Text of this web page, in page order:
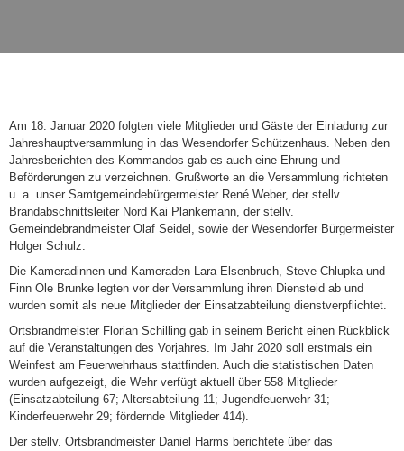
Am 18. Januar 2020 folgten viele Mitglieder und Gäste der Einladung zur
Jahreshauptversammlung in das Wesendorfer Schützenhaus. Neben den
Jahresberichten des Kommandos gab es auch eine Ehrung und
Beförderungen zu verzeichnen. Grußworte an die Versammlung richteten
u. a. unser Samtgemeindebürgermeister René Weber, der stellv.
Brandabschnittsleiter Nord Kai Plankemann, der stellv.
Gemeindebrandmeister Olaf Seidel, sowie der Wesendorfer Bürgermeister
Holger Schulz.
Die Kameradinnen und Kameraden Lara Elsenbruch, Steve Chlupka und
Finn Ole Brunke legten vor der Versammlung ihren Diensteid ab und
wurden somit als neue Mitglieder der Einsatzabteilung dienstverpflichtet.
Ortsbrandmeister Florian Schilling gab in seinem Bericht einen Rückblick
auf die Veranstaltungen des Vorjahres. Im Jahr 2020 soll erstmals ein
Weinfest am Feuerwehrhaus stattfinden. Auch die statistischen Daten
wurden aufgezeigt, die Wehr verfügt aktuell über 558 Mitglieder
(Einsatzabteilung 67; Altersabteilung 11; Jugendfeuerwehr 31;
Kinderfeuerwehr 29; fördernde Mitglieder 414).
Der stellv. Ortsbrandmeister Daniel Harms berichtete über das